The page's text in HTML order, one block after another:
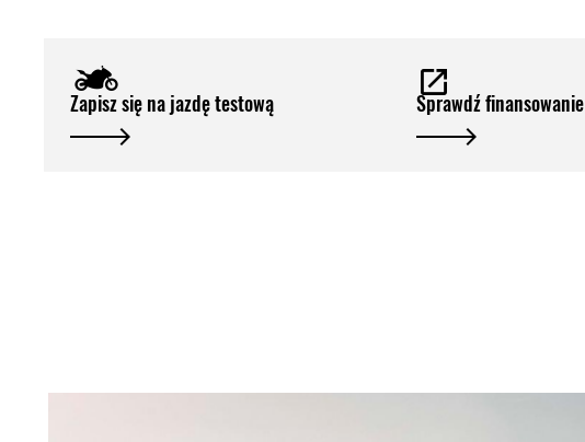
Zapisz się na jazdę testową Sprawdź finansowanie